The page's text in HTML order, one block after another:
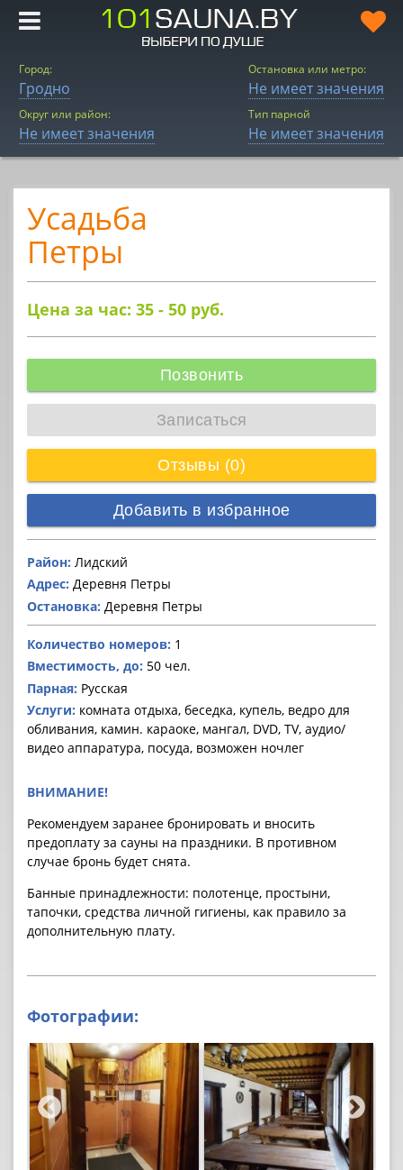
Город:
Гродно
Округ или район:
Не имеет значения
Остановка или метро:
Не имеет значения
Тип парной
Не имеет значения
Усадьба
Петры
Цена за час: 35 - 50 руб.
Позвонить
Записаться
Отзывы (0)
Добавить в избранное
Район: Лидский
Адрес: Деревня Петры
Остановка: Деревня Петры
Количество номеров: 1
Вместимость, до: 50 чел.
Парная: Русская
Услуги: комната отдыха, беседка, купель, ведро для
обливания, камин. караоке, мангал, DVD, TV, аудио/
видео аппаратура, посуда, возможен ночлег
ВНИМАНИЕ!
Рекомендуем заранее бронировать и вносить
предоплату за cауны на праздники. В противном
случае бронь будет снята.
Банные принадлежности: полотенце, простыни,
тапочки, средства личной гигиены, как правило за
дополнительную плату.
Фотографии: